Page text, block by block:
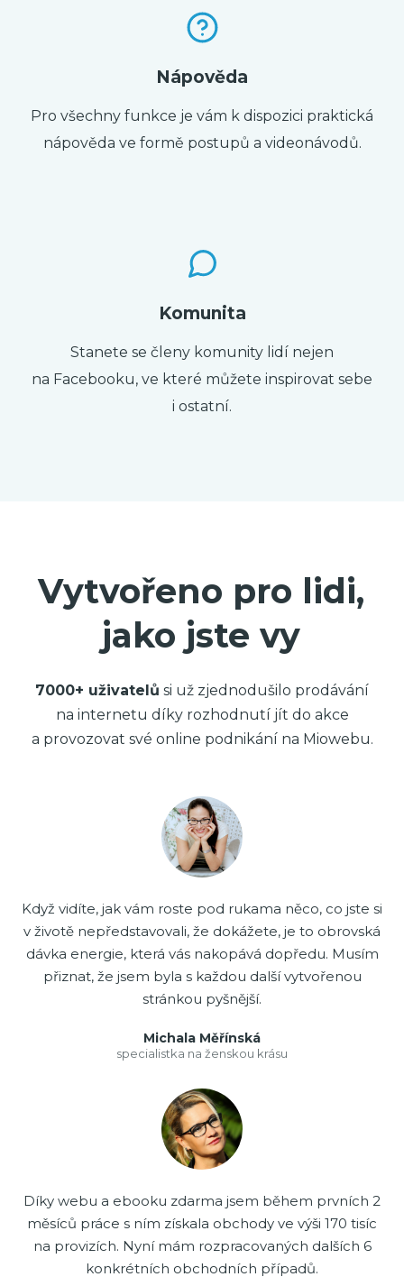
Nápověda
Pro všechny funkce je vám k dispozici praktická
nápověda ve formě postupů a videonávodů.
Komunita
Stanete se členy komunity lidí nejen
na Facebooku, ve které můžete inspirovat sebe
i ostatní.
Vytvořeno pro lidi,
jako jste vy
7000+ uživatelů si už zjednodušilo prodávání
na internetu díky rozhodnutí jít do akce
a provozovat své online podnikání na Miowebu.
Když vidíte, jak vám roste pod rukama něco, co jste si
v životě nepředstavovali, že dokážete, je to obrovská
dávka energie, která vás nakopává dopředu. Musím
přiznat, že jsem byla s každou další vytvořenou
stránkou pyšnější.
Michala Měřínská
specialistka na ženskou krásu
Díky webu a ebooku zdarma jsem během prvních 2
měsíců práce s ním získala obchody ve výši 170 tisíc
na provizích. Nyní mám rozpracovaných dalších 6
konkrétních obchodních případů.